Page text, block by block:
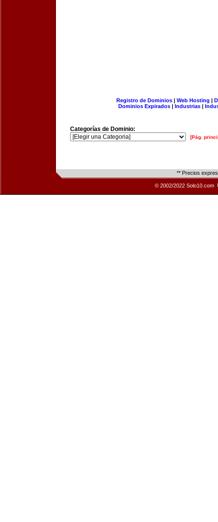
Registro de Dominios| Web Hosting |
Dominios Expirados | Industrias |
Categorías de Dominio:
[Pág.
** Precios
© 2002/2022 Solo10.com